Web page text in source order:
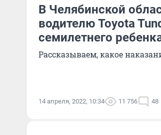
В Челябинской
водителю Toyota
семилетнего
Рассказываем, какое
14 апреля, 2022, 10:34 11 756 48